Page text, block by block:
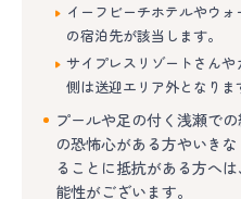
イーフビーチホテルやウ
の宿泊先が該当します。
サイプレスリゾートさん
側は送迎エリア外となりま
プールや足の付く浅瀬で
の恐怖心がある方やいき
ることに抵抗がある方へ
能性がございます。